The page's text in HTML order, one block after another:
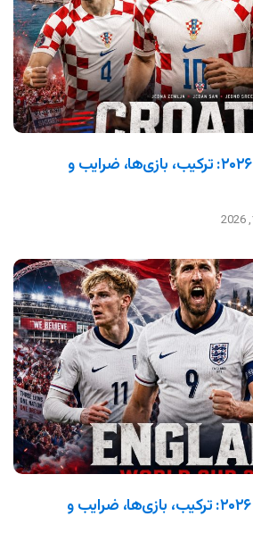
کرواسی در جام جهانی ۲۰۲۶: ترکیب، بازی‌ها، ضرایب و
انگلیس در جام جهانی ۲۰۲۶: ترکیب، بازی‌ها، ضرایب و